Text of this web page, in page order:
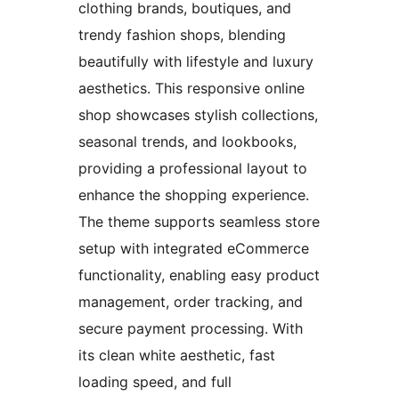
clothing brands, boutiques, and
trendy fashion shops, blending
beautifully with lifestyle and luxury
aesthetics. This responsive online
shop showcases stylish collections,
seasonal trends, and lookbooks,
providing a professional layout to
enhance the shopping experience.
The theme supports seamless store
setup with integrated eCommerce
functionality, enabling easy product
management, order tracking, and
secure payment processing. With
its clean white aesthetic, fast
loading speed, and full